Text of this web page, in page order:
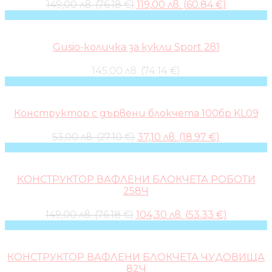
149,00 лв. (76.18 €) Original
119,00 лв. (60.84 €)
Gusio-количка за кукли Sport 2в1
145,00 лв. (74.14 €)
Конструктор с дървени блокчета 100бр KL09
53,00 лв. (27.10 €) Original
37,10 лв. (18.97 €)
КОНСТРУКТОР ВАФЛЕНИ БЛОКЧЕТА РОБОТИ
258Ч
149,00 лв. (76.18 €) Original
104,30 лв. (53.33 €)
КОНСТРУКТОР ВАФЛЕНИ БЛОКЧЕТА ЧУДОВИЩА
82Ч